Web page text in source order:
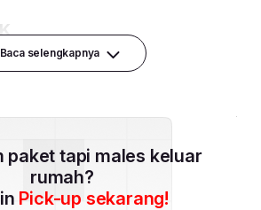
Baca selengkapnya
paket tapi males keluar
rumah?
Pick-up sekarang!